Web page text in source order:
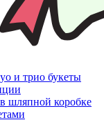
и трио букеты
шляпной коробке